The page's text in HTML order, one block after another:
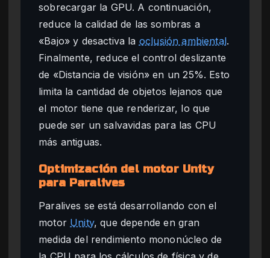
sobrecargar la GPU. A continuación,
reduce la calidad de las sombras a
«Bajo» y desactiva la oclusión ambiental.
Finalmente, reduce el control deslizante
de «Distancia de visión» en un 25%. Esto
limita la cantidad de objetos lejanos que
el motor tiene que renderizar, lo que
puede ser un salvavidas para las CPU
más antiguas.
Optimización del motor Unity
para Paralives
Paralives se está desarrollando con el
motor Unity, que depende en gran
medida del rendimiento mononúcleo de